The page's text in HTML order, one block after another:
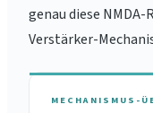
genau diese
Verstärker-
MECHANISMUS-